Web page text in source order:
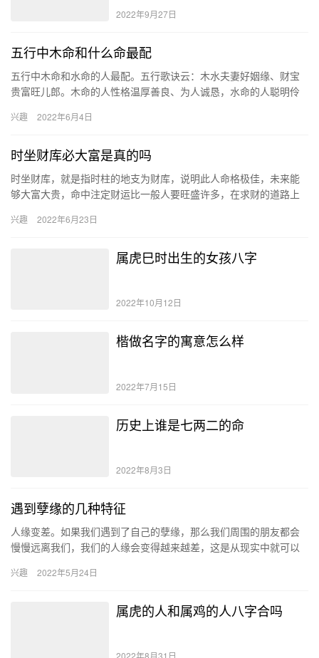
2022年9月27日
五行中木命和什么命最配
五行中木命和水命的人最配。五行歌诀云：木水夫妻好姻缘、财宝
贵富旺儿郎。木命的人性格温厚善良、为人诚恳，水命的人聪明伶
帮助扶…
兴趣 2022年6月4日
时坐财库必大富是真的吗
时坐财库，就是指时柱的地支为财库，说明此人命格极佳，未来能
够大富大贵，命中注定财运比一般人要旺盛许多，在求财的道路上
意思…
兴趣 2022年6月23日
属虎巳时出生的女孩八字
2022年10月12日
楷做名字的寓意怎么样
2022年7月15日
历史上谁是七两二的命
2022年8月3日
遇到孽缘的几种特征
人缘变差。如果我们遇到了自己的孽缘，那么我们周围的朋友都会
慢慢远离我们，我们的人缘会变得越来越差，这是从现实中就可以
孽缘…
兴趣 2022年5月24日
属虎的人和属鸡的人八字合吗
2022年8月31日